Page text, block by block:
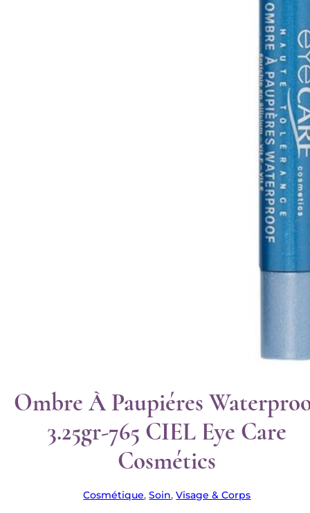
Ombre À Paupiéres
3.25gr-765 CIEL Eye Care
Cosmétics
Cosmétique,Soin,Visage & Corps